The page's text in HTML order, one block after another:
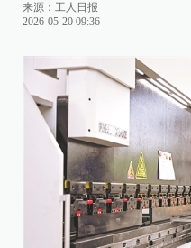
来源： 工人日报
2026-05-20 09:36